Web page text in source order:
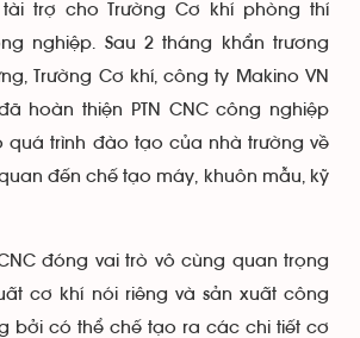
tài trợ cho Trường Cơ khí phòng thí
nghiệp. Sau 2 tháng khẩn trương
Trường Cơ khí, công ty Makino VN
hoàn thiện PTN CNC công nghiệp
quá trình đào tạo của nhà trường về
đến chế tạo máy, khuôn mẫu, kỹ
đóng vai trò vô cùng quan trọng
cơ khí nói riêng và sản xuất công
bởi có thể chế tạo ra các chi tiết cơ